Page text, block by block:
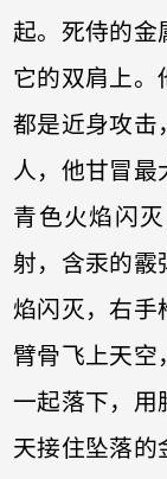
起。死侍的金
它的双肩上。
都是近身攻击
人，他甘冒最
青色火焰闪
射，含汞的霰
焰闪灭，右手
臂骨飞上天空
一起落下，用
天接住坠落的